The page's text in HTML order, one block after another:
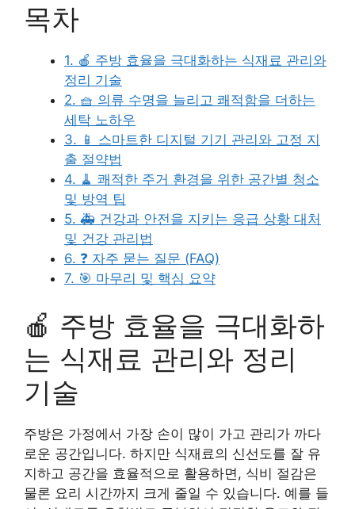
목차
1. 🍎 주방 효율을 극대화하는 식재료 관리와
정리 기술
2. 🧺 의류 수명을 늘리고 쾌적함을 더하는
세탁 노하우
3. 📱 스마트한 디지털 기기 관리와 고정 지
출 절약법
4. 🧹 쾌적한 주거 환경을 위한 공간별 청소
및 방역 팁
5. 🚑 건강과 안전을 지키는 응급 상황 대처
및 건강 관리법
6. ❓ 자주 묻는 질문 (FAQ)
7. 🎯 마무리 및 핵심 요약
🍎 주방 효율을 극대화하
는 식재료 관리와 정리
기술
주방은 가정에서 가장 손이 많이 가고 관리가 까다
로운 공간입니다. 하지만 식재료의 신선도를 잘 유
지하고 공간을 효율적으로 활용하면, 식비 절감은
물론 요리 시간까지 크게 줄일 수 있습니다. 예를 들